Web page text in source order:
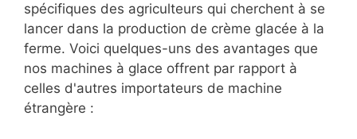
spécifiques des agriculteurs qui cherchent à se
lancer dans la production de crème glacée à la
ferme. Voici quelques-uns des avantages que
nos machines à glace offrent par rapport à
celles d'autres importateurs de machine
étrangère :